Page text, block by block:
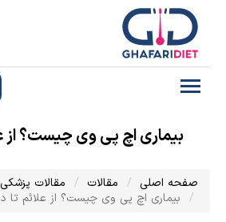
بیماری اچ پی وی چیست؟ از
صفحه اصلی مقالات
مقالات پزشکی
بیماری اچ پی وی چیست؟ از علائم تا